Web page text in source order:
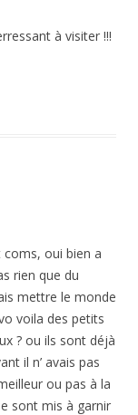
à visiter !!!
oui bien a
rien que du
mettre le monde
voila des petits
? ou ils sont déjà
il n’ avais pas
ou pas à la
sont mis à garnir